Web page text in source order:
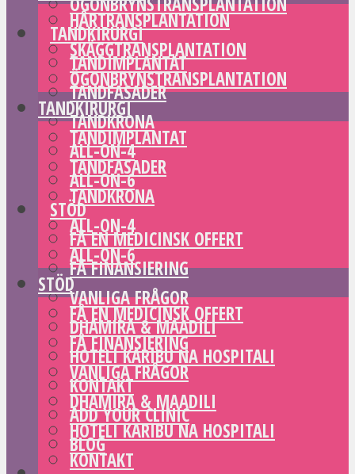
TANDKIRURGI
TANDIMPLANTAT
TANDFASADER
TANDKRONA
ALL-ON-4
ALL-ON-6
STÖD
FÅ EN MEDICINSK OFFERT
FÅ FINANSIERING
VANLIGA FRÅGOR
DHAMIRA & MAADILI
HOTELI KARIBU NA HOSPITALI
KONTAKT
ADD YOUR CLINIC
BLOG
HÅRTRANSPLANTATION
SKÄGGTRANSPLANTATION
ÖGONBRYNSTRANSPLANTATION
TANDKIRURGI
TANDIMPLANTAT
TANDFASADER
TANDKRONA
ALL-ON-4
ALL-ON-6
STÖD
FÅ EN MEDICINSK OFFERT
FÅ FINANSIERING
VANLIGA FRÅGOR
DHAMIRA & MAADILI
HOTELI KARIBU NA HOSPITALI
KONTAKT